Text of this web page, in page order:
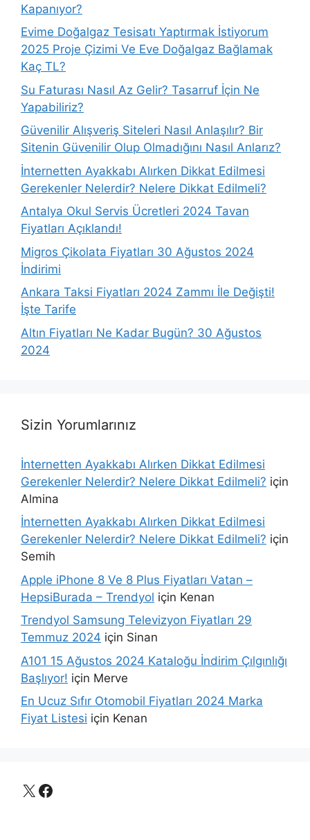
Kapanıyor?
Evime Doğalgaz Tesisatı Yaptırmak İstiyorum
2025 Proje Çizimi Ve Eve Doğalgaz Bağlamak
Kaç TL?
Su Faturası Nasıl Az Gelir? Tasarruf İçin Ne
Yapabiliriz?
Güvenilir Alışveriş Siteleri Nasıl Anlaşılır? Bir
Sitenin Güvenilir Olup Olmadığını Nasıl Anlarız?
İnternetten Ayakkabı Alırken Dikkat Edilmesi
Gerekenler Nelerdir? Nelere Dikkat Edilmeli?
Antalya Okul Servis Ücretleri 2024 Tavan
Fiyatları Açıklandı!
Migros Çikolata Fiyatları 30 Ağustos 2024
İndirimi
Ankara Taksi Fiyatları 2024 Zammı İle Değişti!
İşte Tarife
Altın Fiyatları Ne Kadar Bugün? 30 Ağustos
2024
Sizin Yorumlarınız
İnternetten Ayakkabı Alırken Dikkat Edilmesi
Gerekenler Nelerdir? Nelere Dikkat Edilmeli? için
Almina
İnternetten Ayakkabı Alırken Dikkat Edilmesi
Gerekenler Nelerdir? Nelere Dikkat Edilmeli? için
Semih
Apple iPhone 8 Ve 8 Plus Fiyatları Vatan –
HepsiBurada – Trendyol için Kenan
Trendyol Samsung Televizyon Fiyatları 29
Temmuz 2024 için Sinan
A101 15 Ağustos 2024 Kataloğu İndirim Çılgınlığı
Başlıyor! için Merve
En Ucuz Sıfır Otomobil Fiyatları 2024 Marka
Fiyat Listesi için Kenan
X Facebook